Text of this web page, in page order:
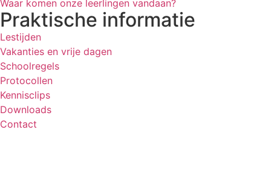
Waar komen onze leerlingen vandaan?
Praktische informatie
Lestijden
Vakanties en vrije dagen
Schoolregels
Protocollen
Kennisclips
Downloads
Contact